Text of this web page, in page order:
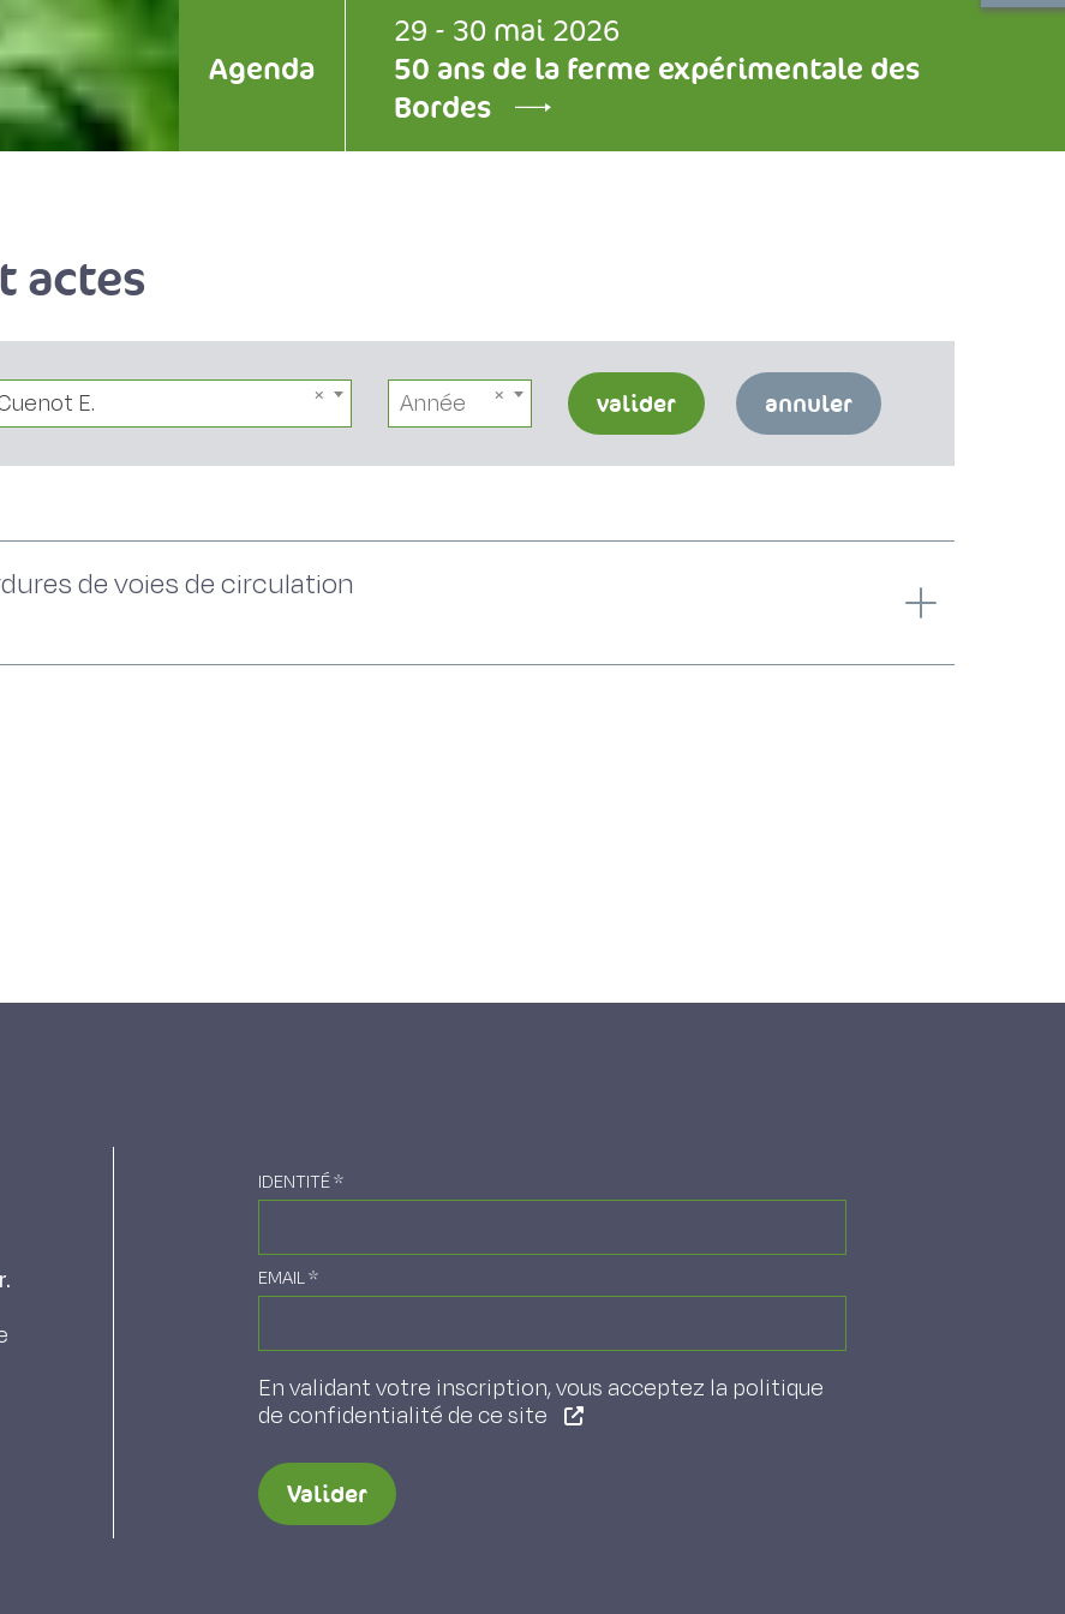
Agenda
29 - 30 mai 2026
50 ans de la ferme expérimentale des
Bordes
actes
E. Année valider annuler
de voies de circulation
IDENTITÉ*
EMAIL*
En validant votre inscription, vous acceptez la politique
de confidentialité de ce site
Valider